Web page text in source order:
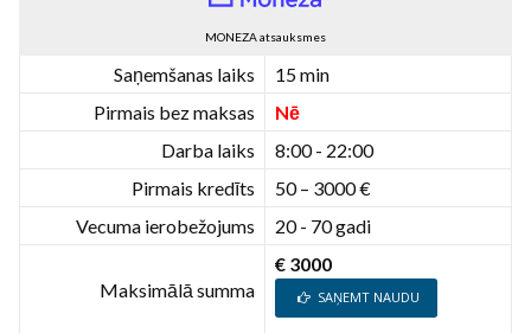
MONEZA atsauksmes
Saņemšanas laiks
15 min
Pirmais bez maksas
Nē
Darba laiks
8:00 - 22:00
Pirmais kredīts
50 – 3000 €
Vecuma ierobežojums
20 - 70 gadi
Maksimālā summa
€ 3000
SAŅEMT NAUDU